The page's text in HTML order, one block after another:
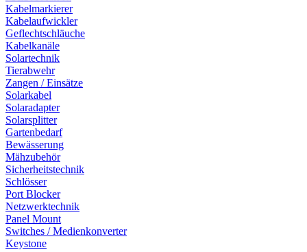
Kabelmarkierer
Kabelaufwickler
Geflechtschläuche
Kabelkanäle
Solartechnik
Tierabwehr
Zangen / Einsätze
Solarkabel
Solaradapter
Solarsplitter
Gartenbedarf
Bewässerung
Mähzubehör
Sicherheitstechnik
Schlösser
Port Blocker
Netzwerktechnik
Panel Mount
Switches / Medienkonverter
Keystone